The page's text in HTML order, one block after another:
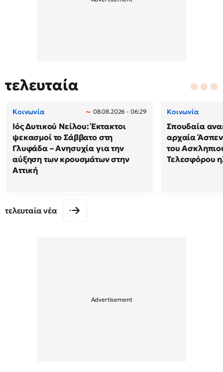
τελευταία
Κοινωνία 08.08.2026 - 06:29
Ιός Δυτικού Νείλου: Έκτακτοι
ψεκασμοί το Σάββατο στη
Γλυφάδα – Ανησυχία για την
αύξηση των κρουσμάτων στην
Αττική
Κοινωνία
Σπουδαία
αρχαία
του
Τελεσφόρου
τελευταία νέα